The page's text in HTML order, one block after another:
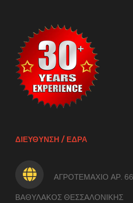
ΔΙΕΥΘΥΝΣΗ / ΕΔΡΑ
ΑΓΡΟΤΕΜΑΧΙΟ ΑΡ.
ΒΑΘΥΛΑΚΟΣ ΘΕΣΣΑΛΟΝΙΚΗΣ